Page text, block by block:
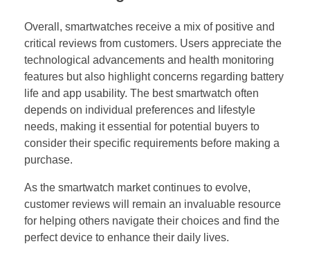
Overall, smartwatches receive a mix of positive and
critical reviews from customers. Users appreciate the
technological advancements and health monitoring
features but also highlight concerns regarding battery
life and app usability. The best smartwatch often
depends on individual preferences and lifestyle
needs, making it essential for potential buyers to
consider their specific requirements before making a
purchase.
As the smartwatch market continues to evolve,
customer reviews will remain an invaluable resource
for helping others navigate their choices and find the
perfect device to enhance their daily lives.